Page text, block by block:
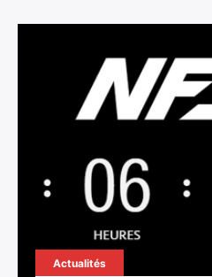
Actualités